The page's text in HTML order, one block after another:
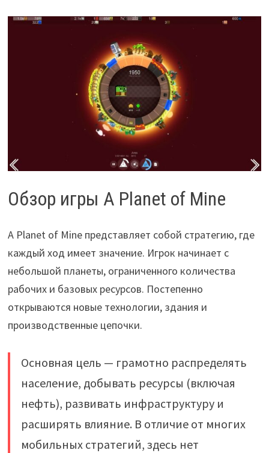
Обзор игры A Planet of Mine
A Planet of Mine представляет собой стратегию, где
каждый ход имеет значение. Игрок начинает с
небольшой планеты, ограниченного количества
рабочих и базовых ресурсов. Постепенно
открываются новые технологии, здания и
производственные цепочки.
Основная цель — грамотно распределять
население, добывать ресурсы (включая
нефть), развивать инфраструктуру и
расширять влияние. В отличие от многих
мобильных стратегий, здесь нет